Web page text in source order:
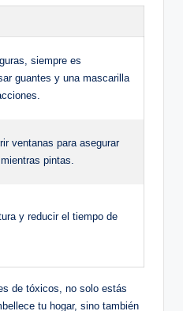
siempre es
guantes y una mascarilla
ventanas para asegurar
pintas.
y reducir el tiempo de
de tóxicos, no solo estás
tu hogar, sino también